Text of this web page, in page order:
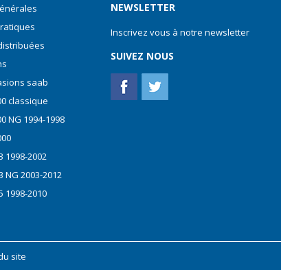
saab
classique
NG 1994-1998
1998-2002
NG 2003-2012
1998-2010
NEWSLETTER
Inscrivez vous à notre newsletter
SUIVEZ NOUS
site